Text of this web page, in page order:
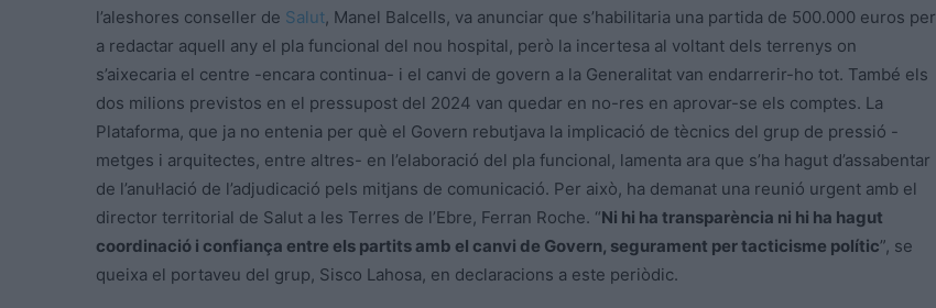
l’aleshores conseller de Salut, Manel Balcells, va anunciar que s’habilitaria una partida de 500.000 euros per
a redactar aquell any el pla funcional del nou hospital, però la incertesa al voltant dels terrenys on
s’aixecaria el centre -encara continua- i el canvi de govern a la Generalitat van endarrerir-ho tot. També els
dos milions previstos en el pressupost del 2024 van quedar en no-res en aprovar-se els comptes. La
Plataforma, que ja no entenia per què el Govern rebutjava la implicació de tècnics del grup de pressió -
metges i arquitectes, entre altres- en l’elaboració del pla funcional, lamenta ara que s’ha hagut d’assabentar
de l’anul·lació de l’adjudicació pels mitjans de comunicació. Per això, ha demanat una reunió urgent amb el
director territorial de Salut a les Terres de l’Ebre, Ferran Roche. “Ni hi ha transparència ni hi ha hagut
coordinació i confiança entre els partits amb el canvi de Govern, segurament per tacticisme polític”, se
queixa el portaveu del grup, Sisco Lahosa, en declaracions a este periòdic.